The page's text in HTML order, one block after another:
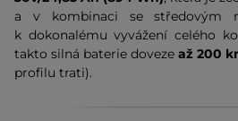
a v kombinaci se středovým
k dokonalému vyvážení celého
takto silná baterie doveze až 200
profilu trati).